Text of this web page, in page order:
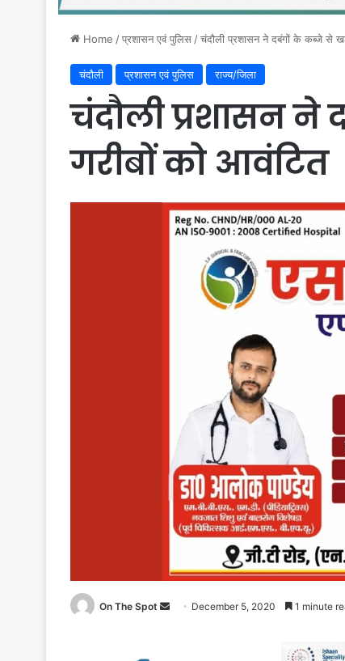
Home /प्रशासन एवं पुलिस /चंदौली प्रशासन ने दबंगों के कब्जे से
चंदौली प्रशासन एवं पुलिस राज्य/जिला
चंदौली प्रशासन ने
गरीबों को आवंटित
On The Spot
Send December 5, 2020 1 minute